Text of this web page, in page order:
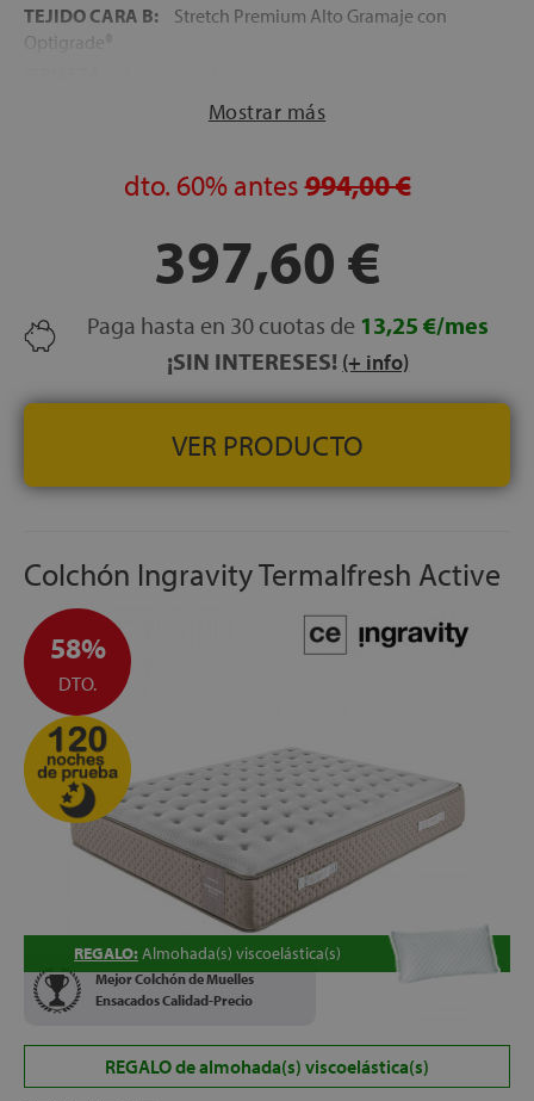
TEJIDO CARA B:
Stretch Premium Alto Gramaje con
Optigrade®
LECHOS INDEPENDIENTES: No (muelle continuo)
HIPOALERGÉNICO:
Sí
PREMIO: Trofeo del Hogar 2026 Top Innovación
CERTIFICADOS:
OEKO-TEX® Standard 100
Mostrar más
dto. 60% antes994,00 €
397,60 €
Paga hasta en 30 cuotas de 13,25 €/mes
¡SIN INTERESES! (+ info)
VER PRODUCTO
Colchón Ingravity Termalfresh Active
58%
DTO.
Mejor Colchón de Muelles
Ensacados Calidad-Precio
REGALO: Almohada(s) viscoelástica(s)
REGALO de almohada(s) viscoelástica(s)